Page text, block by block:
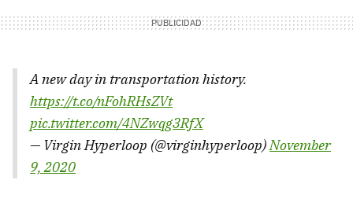
A new day in transportation history.
https://t.co/nFohRHsZVt
pic.twitter.com/4NZwqg3RfX
— Virgin Hyperloop (@virginhyperloop)November
9, 2020